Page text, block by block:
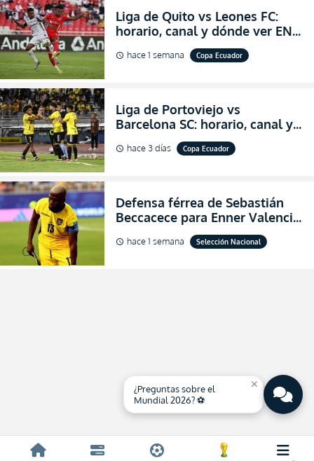
Liga de Quito vs Leones FC:
horario, canal y dónde ver EN
VIVO los octavos de final de la
Copa Ecuador 2026
schedule hace 1 semana Copa Ecuador
Liga de Portoviejo vs
Barcelona SC: horario, canal y
dónde ver EN VIVO los octavos
de final de la Copa Ecuador
schedule hace 3 días Copa Ecuador
Defensa férrea de Sebastián
Beccacece para Enner Valencia
al indicar que era el hombre
indicado para Ecuador
schedule hace 1 semana Selección Nacional
close
¿Preguntas sobre el
Mundial 2026? ⚽